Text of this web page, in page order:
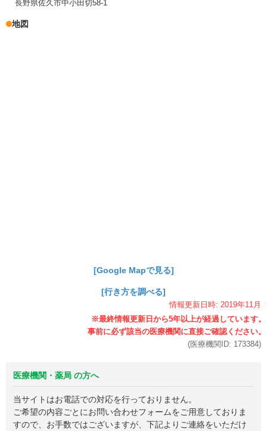
長野県佐久市中小田切58-1
地図
[Google Mapで見る]
[行き方を調べる]
情報更新日時: 2019年11月
(医療機関ID: 173384)
医療機関・薬局 の方へ
当サイトはお電話での対応を行っておりません。
ご希望の内容ごとにお問い合わせフォームをご用意しておりま
すので、お手数ではございますが、下記よりご連絡をいただけ